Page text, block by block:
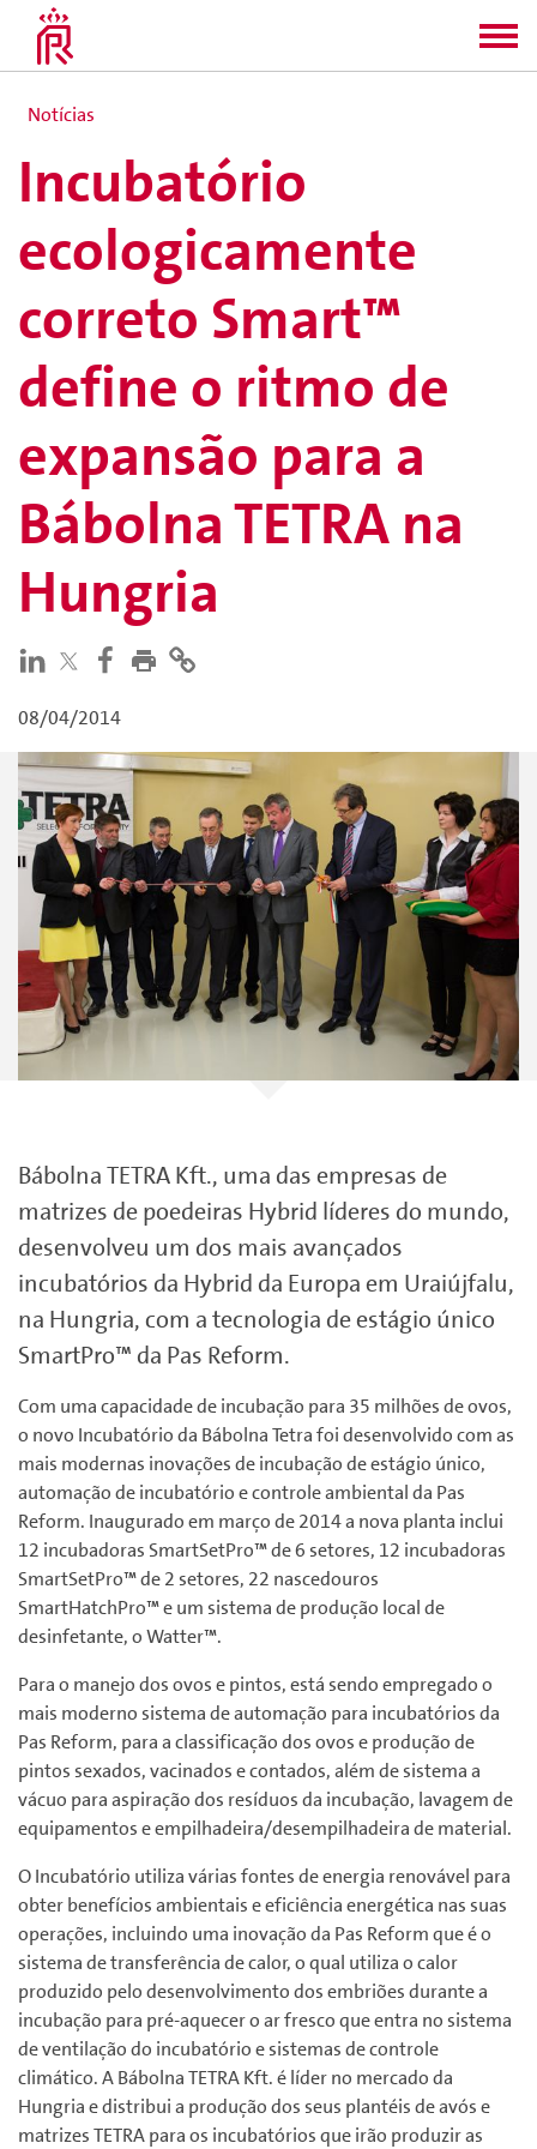
Notícias
Incubatório
ecologicamente
correto Smart™
define o ritmo de
expansão para a
Bábolna TETRA na
Hungria
08/04/2014
Bábolna TETRA Kft., uma das empresas de
matrizes de poedeiras Hybrid líderes do mundo,
desenvolveu um dos mais avançados
incubatórios da Hybrid da Europa em Uraiújfalu,
na Hungria, com a tecnologia de estágio único
SmartPro™ da Pas Reform.
Com uma capacidade de incubação para 35 milhões de ovos,
o novo Incubatório da Bábolna Tetra foi desenvolvido com as
mais modernas inovações de incubação de estágio único,
automação de incubatório e controle ambiental da Pas
Reform. Inaugurado em março de 2014 a nova planta inclui
12 incubadoras SmartSetPro™ de 6 setores, 12 incubadoras
SmartSetPro™ de 2 setores, 22 nascedouros
SmartHatchPro™ e um sistema de produção local de
desinfetante, o Watter™.
Para o manejo dos ovos e pintos, está sendo empregado o
mais moderno sistema de automação para incubatórios da
Pas Reform, para a classificação dos ovos e produção de
pintos sexados, vacinados e contados, além de sistema a
vácuo para aspiração dos resíduos da incubação, lavagem de
equipamentos e empilhadeira/desempilhadeira de material.
O Incubatório utiliza várias fontes de energia renovável para
obter benefícios ambientais e eficiência energética nas suas
operações, incluindo uma inovação da Pas Reform que é o
sistema de transferência de calor, o qual utiliza o calor
produzido pelo desenvolvimento dos embriões durante a
incubação para pré-aquecer o ar fresco que entra no sistema
de ventilação do incubatório e sistemas de controle
climático. A Bábolna TETRA Kft. é líder no mercado da
Hungria e distribui a produção dos seus plantéis de avós e
matrizes TETRA para os incubatórios que irão produzir as